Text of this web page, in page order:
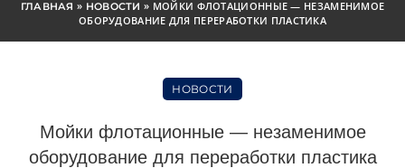
ГЛАВНАЯ » НОВОСТИ » МОЙКИ ФЛОТАЦИОННЫЕ — НЕЗАМЕНИМОЕ
ОБОРУДОВАНИЕ ДЛЯ ПЕРЕРАБОТКИ ПЛАСТИКА
НОВОСТИ
Мойки флотационные — незаменимое
оборудование для переработки пластика